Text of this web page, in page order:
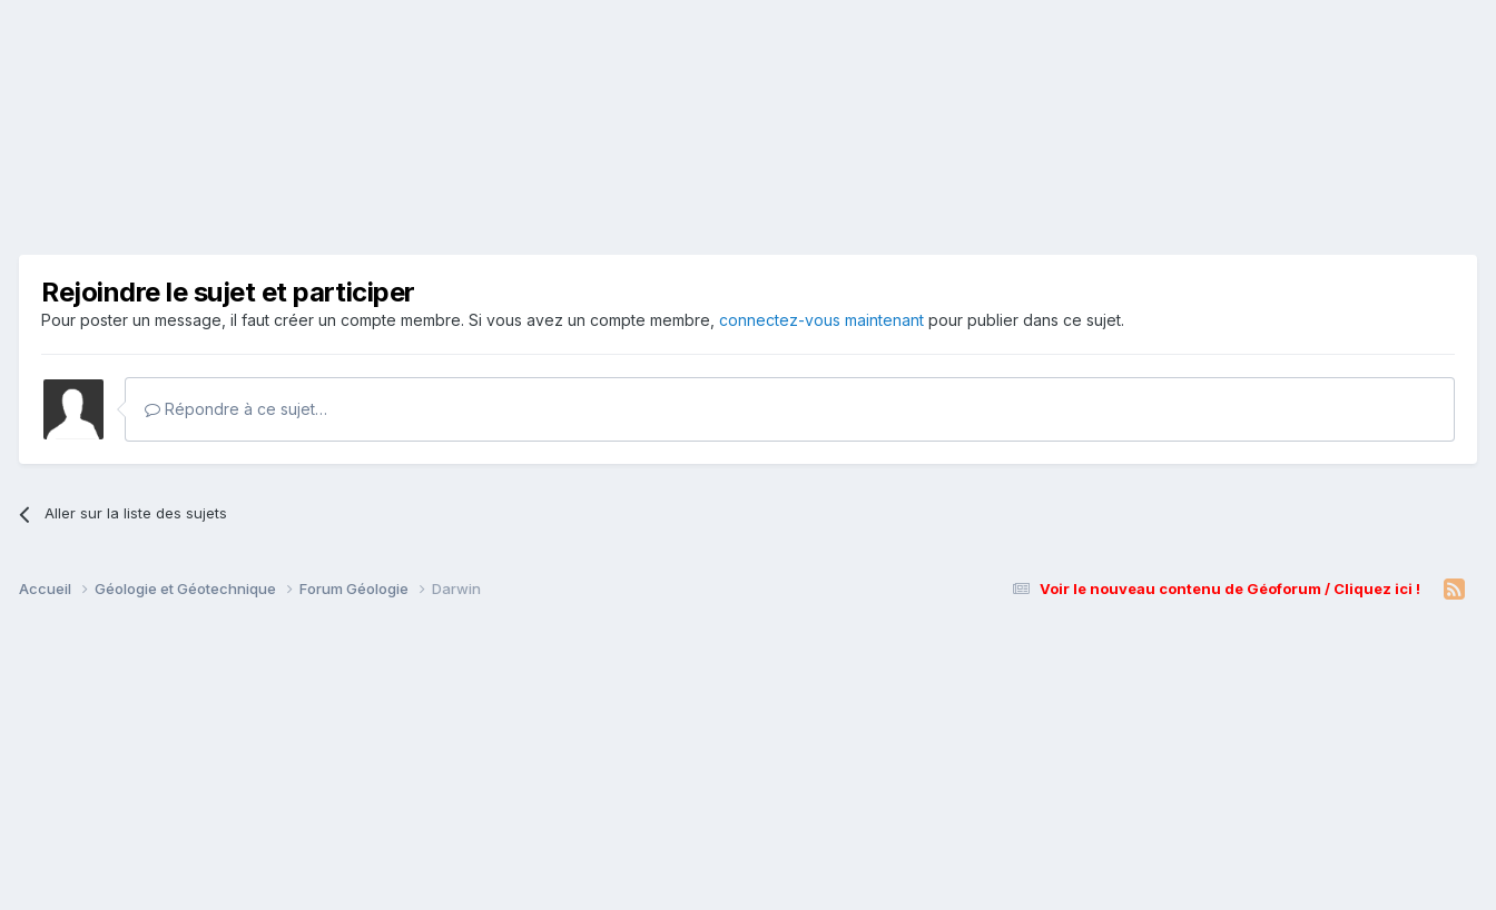
Rejoindre le sujet et participer
Pour poster un message, il faut créer un compte membre. Si vous avez un compte membre, connectez-vous maintenant pour publier dans ce sujet.
Répondre à ce sujet…
Aller sur la liste des sujets
Voir le nouveau contenu de Géoforum / Cliquez ici !
Accueil Géologie et Géotechnique Forum Géologie Darwin